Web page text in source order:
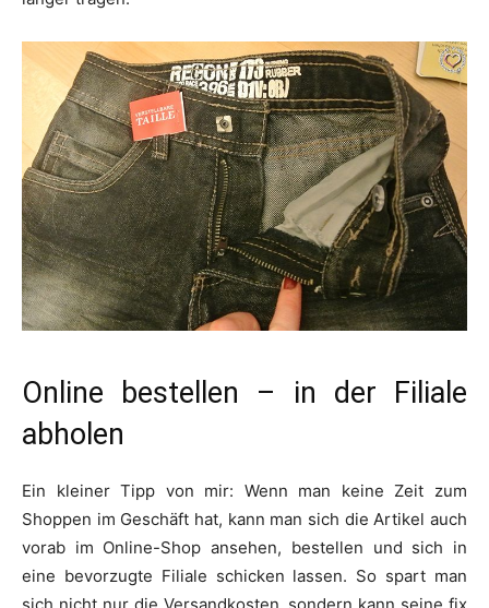
Online bestellen – in der Filiale
abholen
Ein kleiner Tipp von mir: Wenn man keine Zeit zum
Shoppen im Geschäft hat, kann man sich die Artikel auch
vorab im Online-Shop ansehen, bestellen und sich in
eine bevorzugte Filiale schicken lassen. So spart man
sich nicht nur die Versandkosten, sondern kann seine fix